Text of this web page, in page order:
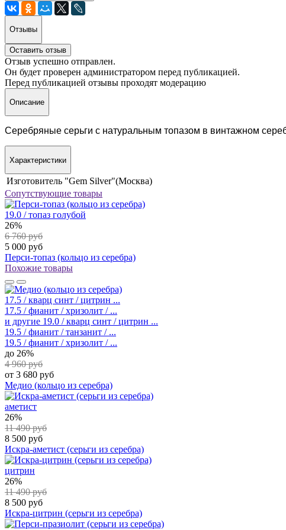
Отзывы
Оставить отзыв
Отзыв успешно отправлен.
Он будет проверен администратором перед публикацией.
Перед публикацией отзывы проходят модерацию
Описание
Серебряные серьги с натуральным топазом в винтажном
Характеристики
Изготовитель "Gem Silver"(Москва)
Сопутствующие товары
19.0 / топаз голубой
26%
6 760 руб
5 000 руб
Перси-топаз (кольцо из серебра)
Похожие товары
17.5 / кварц синт / цитрин ...
17.5 / фианит / хризолит / ...
и другие 19.0 / кварц синт / цитрин ...
19.5 / фианит / танзанит / ...
19.5 / фианит / хризолит / ...
до 26%
4 960 руб
от 3 680 руб
Медио (кольцо из серебра)
аметист
26%
11 490 руб
8 500 руб
Искра-аметист (серьги из серебра)
цитрин
26%
11 490 руб
8 500 руб
Искра-цитрин (серьги из серебра)